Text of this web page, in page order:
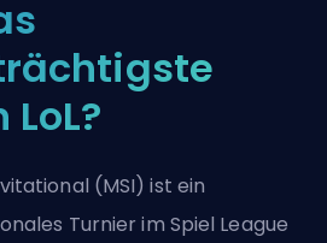
(MSI) ist ein
Turnier im Spiel League